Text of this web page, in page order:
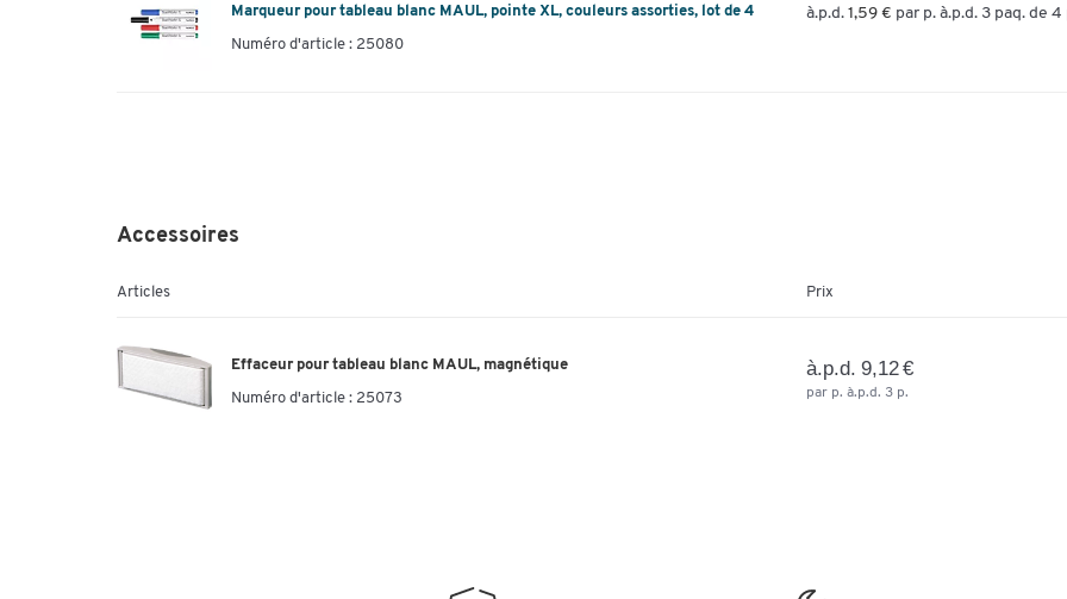
Marqueur pour tableau blanc MAUL, pointe XL, couleurs assorties, lot de 4
Numéro d'article : 25080
à.p.d. 1,59 € par p. à.p.d. 3 paq. de 4
Accessoires
Articles Prix
Effaceur pour tableau blanc MAUL, magnétique
Numéro d'article : 25073
à.p.d. 9,12 €
par p. à.p.d. 3 p.